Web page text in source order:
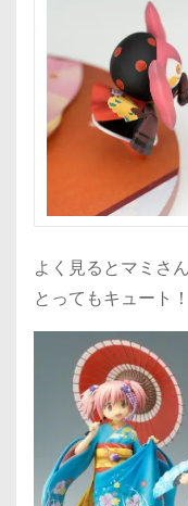
よく見るとマミさ
とってもキュート！